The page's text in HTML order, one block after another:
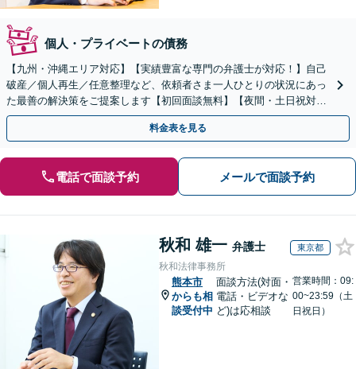
個人・プライベートの債務
【九州・沖縄エリア対応】【実績豊富な専門の弁護士が対応！】自己
破産／個人再生／任意整理など、依頼者さま一人ひとりの状況にあっ
た最善の解決策をご提案します【初回面談無料】【夜間・土日祝対応
可】【ビデオ面談可】
料金表を見る
電話で面談予約 メールで面談予約
秋和 雄一 弁護士 東京都
秋和法律事務所
熊本市
からも相
談受付中
面談方法(対面・
電話・ビデオな
ど)は応相談
営業時間：09:
00~23:59（土
日祝日）